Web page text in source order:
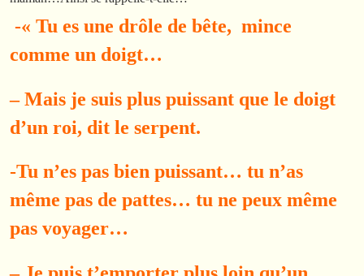
-« Tu es une drôle de bête, mince
comme un doigt…
– Mais je suis plus puissant que le doigt
d’un roi, dit le serpent.
-Tu n’es pas bien puissant… tu n’as
même pas de pattes… tu ne peux même
pas voyager…